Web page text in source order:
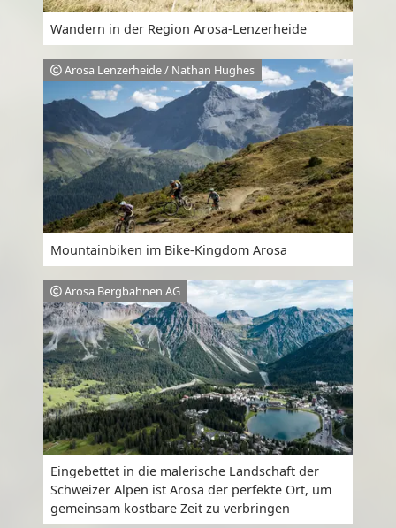
Wandern in der Region Arosa-Lenzerheide
Arosa Lenzerheide / Nathan Hughes
Mountainbiken im Bike-Kingdom Arosa
Arosa Bergbahnen AG
Eingebettet in die malerische Landschaft der
Schweizer Alpen ist Arosa der perfekte Ort, um
gemeinsam kostbare Zeit zu verbringen